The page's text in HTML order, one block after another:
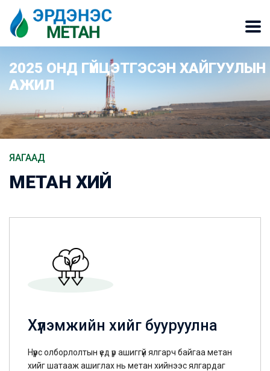
2025 ОНД ГҮЙЦЭТГЭСЭН ХАЙГУУЛЫН
АЖИЛ
ЯАГААД
МЕТАН ХИЙ
Хүлэмжийн хийг бууруулна
Нүүрс олборлолтын үед үр ашиггүй ялгарч байгаа метан
хийг шатааж ашиглах нь метан хийнээс ялгардаг